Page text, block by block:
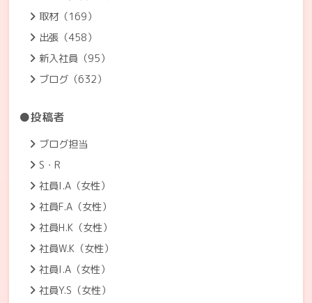
取材（169）
出張（458）
新入社員（95）
ブログ（632）
●投稿者
ブログ担当
S・R
社員I.A（女性）
社員F.A（女性）
社員H.K（女性）
社員W.K（女性）
社員I.A（女性）
社員Y.S（女性）